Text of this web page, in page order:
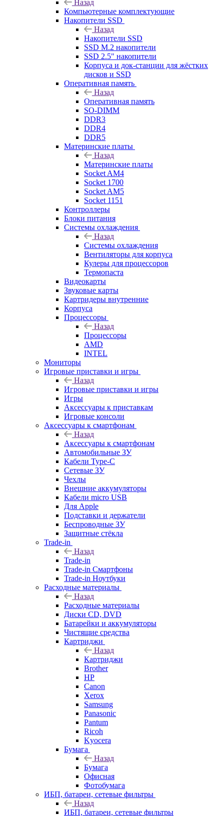
Назад
Компьютерные комплектующие
Накопители SSD
Назад
Накопители SSD
SSD M.2 накопители
SSD 2.5" накопители
Корпуса и док-станции для жёстких
дисков и SSD
Оперативная память
Назад
Оперативная память
SO-DIMM
DDR3
DDR4
DDR5
Материнские платы
Назад
Материнские платы
Socket AM4
Socket 1700
Socket AM5
Socket 1151
Контроллеры
Блоки питания
Системы охлаждения
Назад
Системы охлаждения
Вентиляторы для корпуса
Кулеры для процессоров
Термопаста
Видеокарты
Звуковые карты
Картридеры внутренние
Корпуса
Процессоры
Назад
Процессоры
AMD
INTEL
Мониторы
Игровые приставки и игры
Назад
Игровые приставки и игры
Игры
Аксессуары к приставкам
Игровые консоли
Аксессуары к смартфонам
Назад
Аксессуары к смартфонам
Автомобильные ЗУ
Кабели Type-C
Сетевые ЗУ
Чехлы
Внешние аккумуляторы
Кабели micro USB
Для Apple
Подставки и держатели
Беспроводные ЗУ
Защитные стёкла
Trade-in
Назад
Trade-in
Trade-in Смартфоны
Trade-in Ноутбуки
Расходные материалы
Назад
Расходные материалы
Диски CD, DVD
Батарейки и аккумуляторы
Чистящие средства
Картриджи
Назад
Картриджи
Brother
HP
Canon
Xerox
Samsung
Panasonic
Pantum
Ricoh
Kyocera
Бумага
Назад
Бумага
Офисная
Фотобумага
ИБП, батареи, сетевые фильтры
Назад
ИБП, батареи, сетевые фильтры